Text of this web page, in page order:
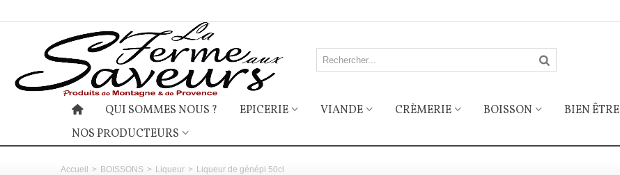
QUI SOMMES NOUS ? EPICERIE VIANDE CRÈMERIE BOISSON BIEN ÊTRE
NOS PRODUCTEURS
Accueil > BOISSONS > Liqueur > Liqueur de génépi 50cl